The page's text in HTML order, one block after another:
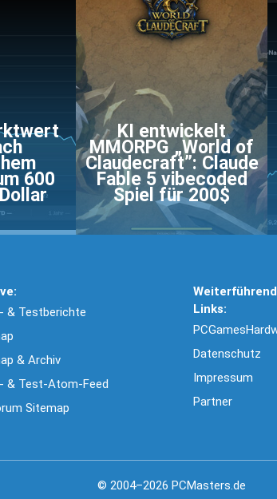
600
KI entwickelt
MMORPG „World of
Claudecraft”: Claude
Fable 5 vibecoded
Spiel für 200$
& Testberichte
& Archiv
& Test-Atom-Feed
Sitemap
Links:
Datenschutz
Impressum
Partner
© 2004–2026 PCMasters.de